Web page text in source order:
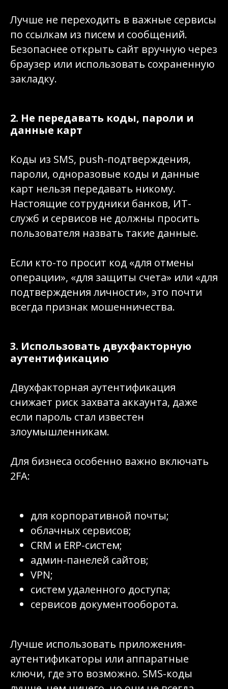
Лучше не переходить в важные сервисы
по ссылкам из писем и сообщений.
Безопаснее открыть сайт вручную через
браузер или использовать сохраненную
закладку.
2. Не передавать коды, пароли и
данные карт
Коды из SMS, push-подтверждения,
пароли, одноразовые коды и данные
карт нельзя передавать никому.
Настоящие сотрудники банков, ИТ-
служб и сервисов не должны просить
пользователя назвать такие данные.
Если кто-то просит код «для отмены
операции», «для защиты счета» или «для
подтверждения личности», это почти
всегда признак мошенничества.
3. Использовать двухфакторную
аутентификацию
Двухфакторная аутентификация
снижает риск захвата аккаунта, даже
если пароль стал известен
злоумышленникам.
Для бизнеса особенно важно включать
2FA:
для корпоративной почты;
облачных сервисов;
CRM и ERP-систем;
админ-панелей сайтов;
VPN;
систем удаленного доступа;
сервисов документооборота.
Лучше использовать приложения-
аутентификаторы или аппаратные
ключи, где это возможно. SMS-коды